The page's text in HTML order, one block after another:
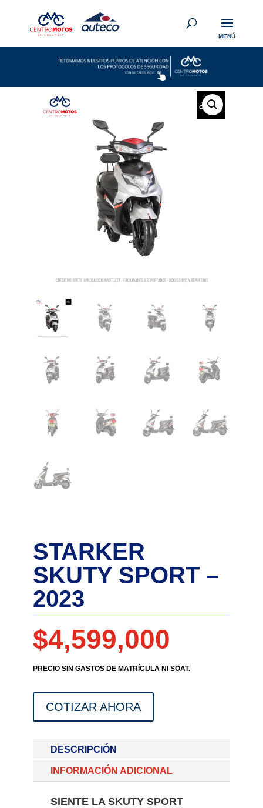
STARKER
SKUTY SPORT –
2023
$4,599,000
PRECIO SIN GASTOS DE MATRÍCULA NI SOAT.
COTIZAR AHORA
DESCRIPCIÓN
INFORMACIÓN ADICIONAL
SIENTE LA SKUTY SPORT